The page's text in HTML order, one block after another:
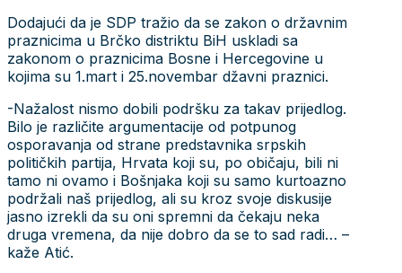
Dodajući da je SDP tražio da se zakon o državnim
praznicima u Brčko distriktu BiH uskladi sa
zakonom o praznicima Bosne i Hercegovine u
kojima su 1.mart i 25.novembar džavni praznici.
-Nažalost nismo dobili podršku za takav prijedlog.
Bilo je različite argumentacije od potpunog
osporavanja od strane predstavnika srpskih
političkih partija, Hrvata koji su, po običaju, bili ni
tamo ni ovamo i Bošnjaka koji su samo kurtoazno
podržali naš prijedlog, ali su kroz svoje diskusije
jasno izrekli da su oni spremni da čekaju neka
druga vremena, da nije dobro da se to sad radi… –
kaže Atić.